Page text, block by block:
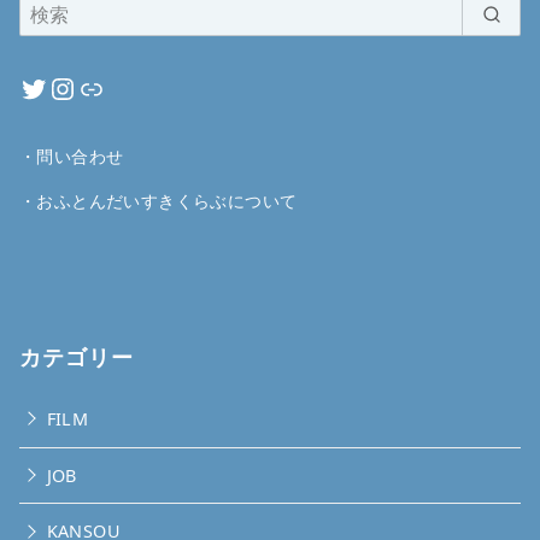
・ 問い合わせ
・ おふとんだいすきくらぶについて
カテゴリー
FILM
JOB
KANSOU